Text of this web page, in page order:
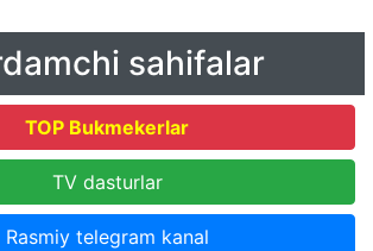
sahifalar
TOP Bukmekerlar
TV dasturlar
Rasmiy telegram kanal